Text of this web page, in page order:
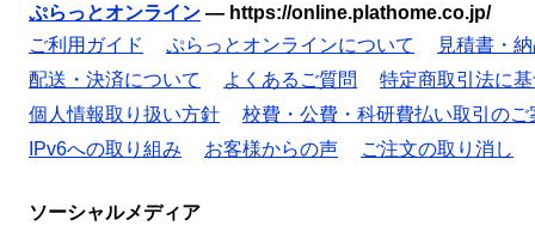
ぷらっとオンライン — https://online.plathome.co.jp/
ご利用ガイド
ぷらっとオンラインについて
見積書・
配送・決済について
よくあるご質問
特定商取引法に
個人情報取り扱い方針
校費・公費・科研費払い取引のご
IPv6への取り組み
お客様からの声 ご注文の取り消し
ソーシャルメディア